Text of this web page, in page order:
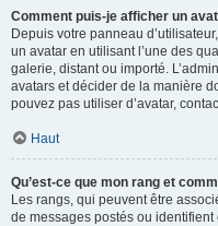
Comment puis-je afficher un
Depuis votre panneau
un avatar en utilisant l’une des
galerie, distant ou importé.
avatars et décider de la manière
pouvez pas utiliser d’avatar,
Haut
Qu’est-ce que mon rang et
Les rangs, qui peuvent être
de messages postés ou